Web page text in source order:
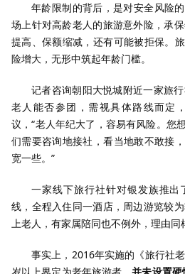
年龄限制的背后，是对安全风险
场上针对高龄老人的旅游意外险，承
提高、保额缩减，还有可能被拒保。
险增大，无形中筑起年龄门槛。
记者咨询朝阳大悦城附近一家旅
老人能否参团，需视具体路线而定
议，“老人年纪大了，容易有风险。您
们需要咨询地接社，看当地敢不敢接
宽一些。”
一家线下旅行社针对银发族推出
线，全程入住同一酒店，周边游览较
上老人，有家属陪同也不例外，理由同
事实上，2016年实施的《旅行社